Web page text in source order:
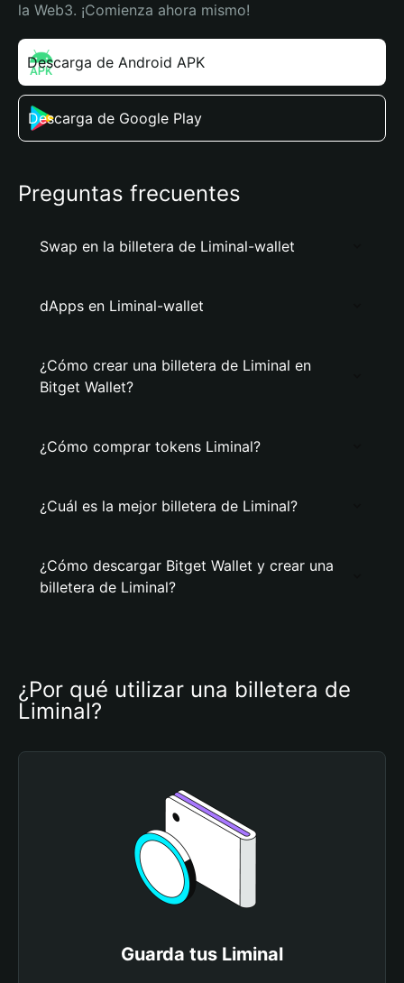
la Web3. ¡Comienza ahora mismo!
Descarga de Android APK
Descarga de Google Play
Preguntas frecuentes
Swap en la billetera de Liminal-wallet
dApps en Liminal-wallet
¿Cómo crear una billetera de Liminal en
Bitget Wallet?
¿Cómo comprar tokens Liminal?
¿Cuál es la mejor billetera de Liminal?
¿Cómo descargar Bitget Wallet y crear una
billetera de Liminal?
¿Por qué utilizar una billetera de
Liminal?
Guarda tus Liminal